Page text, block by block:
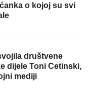
o kojoj su svi
društvene
dijele Toni Cetinski,
mediji